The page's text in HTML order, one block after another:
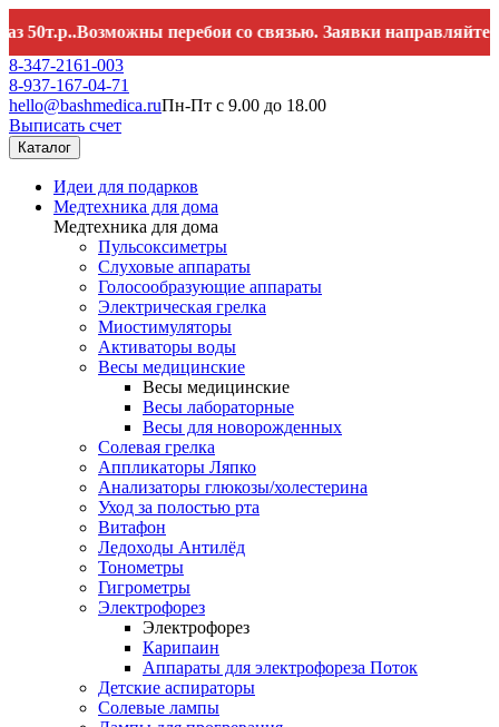
перебои со связью. Заявки направляйте на
8-347-2161-003
8-937-167-04-71
hello@bashmedica.ruПн-Пт с 9.00 до 18.00
Выписать счет
Каталог
Идеи для подарков
Медтехника для дома
Медтехника для дома
Пульсоксиметры
Слуховые аппараты
Голосообразующие аппараты
Электрическая грелка
Миостимуляторы
Активаторы воды
Весы медицинские
Весы медицинские
Весы лабораторные
Весы для новорожденных
Солевая грелка
Аппликаторы Ляпко
Анализаторы глюкозы/холестерина
Уход за полостью рта
Витафон
Ледоходы Антилёд
Тонометры
Гигрометры
Электрофорез
Электрофорез
Карипаин
Аппараты для электрофореза Поток
Детские аспираторы
Солевые лампы